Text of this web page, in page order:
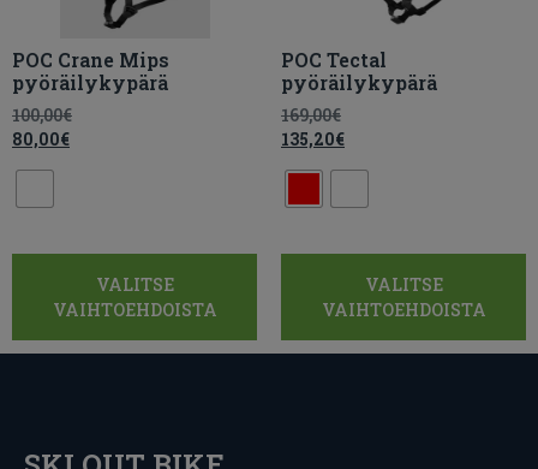
POC Crane Mips
pyöräilykypärä
100,00€
80,00€
VALITSE
VAIHTOEHDOISTA
POC Tectal
pyöräilykypärä
169,00€
135,20€
VALITSE
VAIHTOEHDOISTA